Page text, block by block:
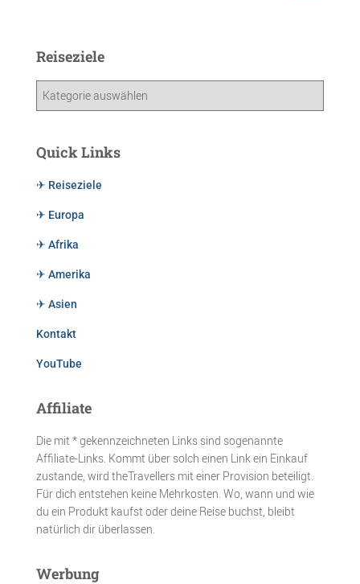
Reiseziele
Quick Links
✈ Reiseziele
✈ Europa
✈ Afrika
✈ Amerika
✈ Asien
Kontakt
YouTube
Affiliate
Die mit * gekennzeichneten Links sind sogenannte
Affiliate-Links. Kommt über solch einen Link ein Einkauf
zustande, wird theTravellers mit einer Provision beteiligt.
Für dich entstehen keine Mehrkosten. Wo, wann und wie
du ein Produkt kaufst oder deine Reise buchst, bleibt
natürlich dir überlassen.
Werbung